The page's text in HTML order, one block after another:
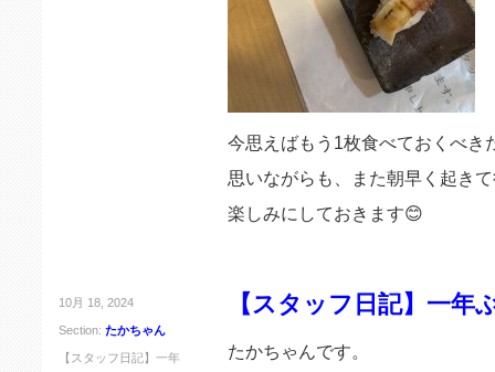
今思えばもう1枚食べておくべき
思いながらも、また朝早く起き
楽しみにしておきます😊
10月 18, 2024
Section: たかちゃん
【スタッフ日記】一年
【スタッフ日記】一年
たかちゃんです。